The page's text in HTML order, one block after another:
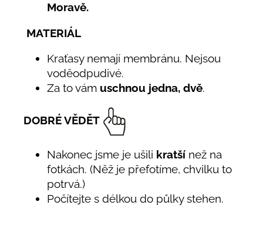
Moravě.
MATERIÁL
Kraťasy nemají membránu. Nejsou
voděodpudivé.
Za to vám uschnou jedna, dvě.
DOBRÉ VĚDĚT
Nakonec jsme je ušili kratší než na
fotkách. (Něž je přefotíme, chvilku to
potrvá.)
Počítejte s délkou do půlky stehen.